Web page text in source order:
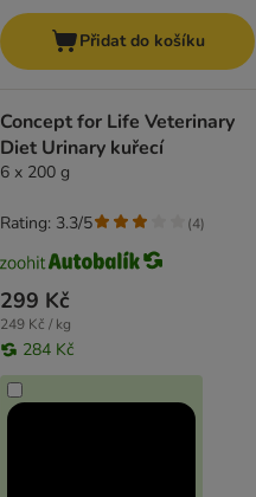
Přidat do košíku
Concept for Life Veterinary
Diet Urinary kuřecí
6 x 200 g
299 Kč
249 Kč / kg
284 Kč
Rating: 3.3/5 (4)